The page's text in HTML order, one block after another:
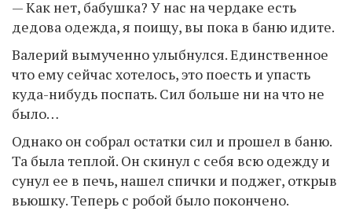
— Как нет, бабушка? У нас на чердаке есть
дедова одежда, я поищу, вы пока в баню идите.
Валерий вымученно улыбнулся. Единственное
что ему сейчас хотелось, это поесть и упасть
куда-нибудь поспать. Сил больше ни на что не
было…
Однако он собрал остатки сил и прошел в баню.
Та была теплой. Он скинул с себя всю одежду и
сунул ее в печь, нашел спички и поджег, открыв
вьюшку. Теперь с робой было покончено.